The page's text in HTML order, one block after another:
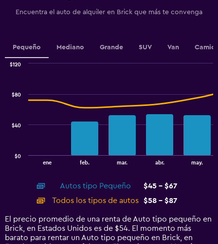
1
values.
Range:
0
Encuentra el auto de alquiler en Brick que más te convenga
Pequeño Mediano Grande SUV Van
displaying
categories.
14
categories.
The
ene feb. mar. abr. may.
$0
$40
$80
$120
Autos tipo Pequeño
$45 - $67
Todos los tipos de autos
$58 - $87
El precio promedio de una renta de Auto tipo pequeño en
Brick, en Estados Unidos es de $54. El momento más
barato para rentar un Auto tipo pequeño en Brick, en